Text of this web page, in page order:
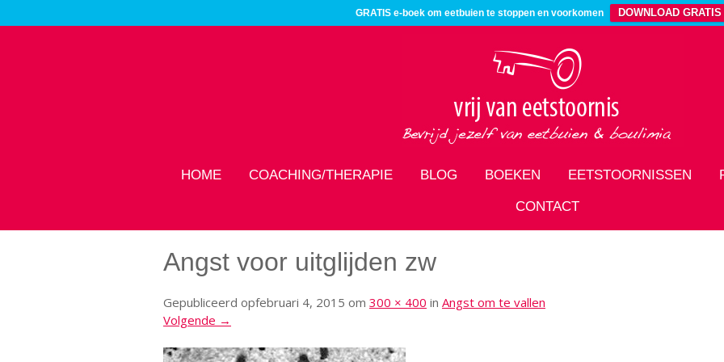
GRATIS e-boek om eetbuien te stoppen en voorkomen DOWNLOAD GRATIS
HOME COACHING/THERAPIE BLOG BOEKEN EETSTOORNISSEN
CONTACT
Angst voor uitglijden zw
Gepubliceerd opfebruari 4, 2015 om 300 × 400 in Angst om te vallen
Volgende →